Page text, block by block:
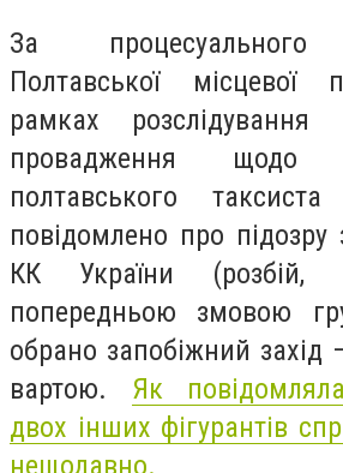
За процесуального
Полтавської місцевої
рамках розслідування
провадження
полтавського
повідомлено про
КК України (розбій,
попередньою змовою
обрано запобіжний захід
вартою. Як
двох інших фігурантів
нещодавно.